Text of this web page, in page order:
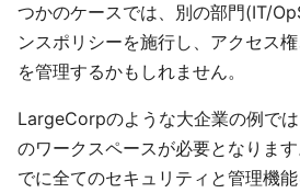
つかのケースでは、別の部門(IT/
ンスポリシーを施行し、アクセス
を管理するかもしれません。
LargeCorpのような大企業の例で
のワークスペースが必要となりま
でに全てのセキュリティと管理機